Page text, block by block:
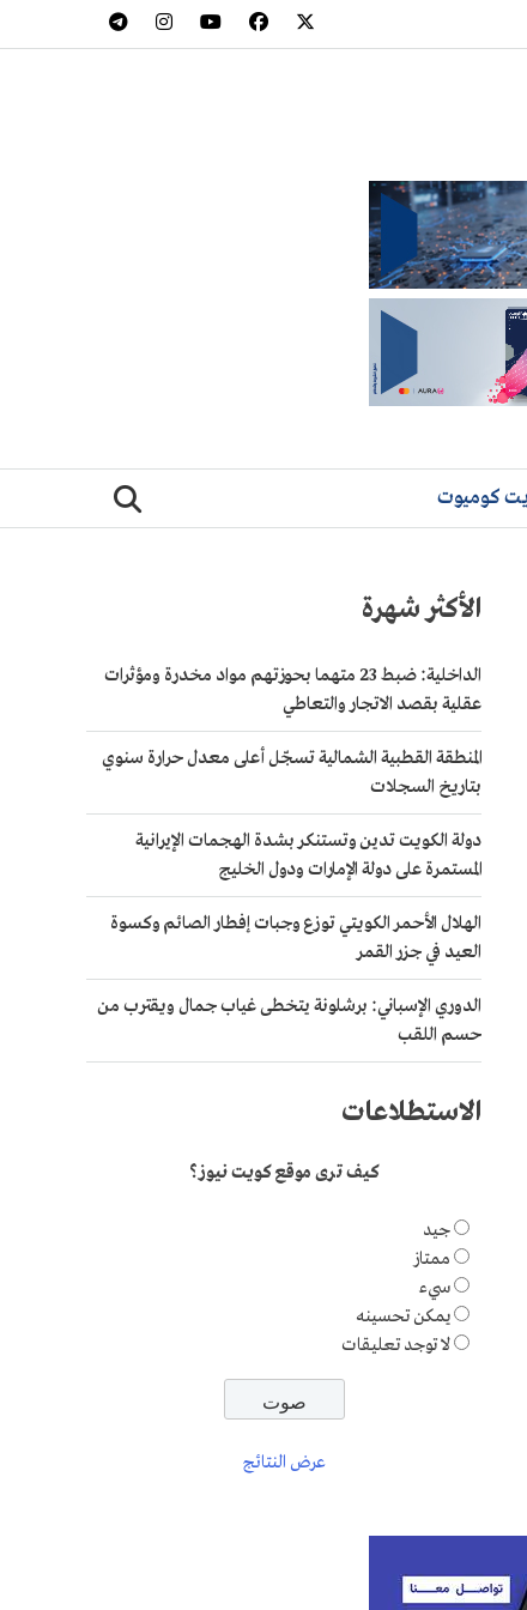
كوميوت
الأكثر شهرة
الداخلية: ضبط 23 متهما بحوزتهم مواد مخدرة ومؤثرات
عقلية بقصد الاتجار والتعاطي
المنطقة القطبية الشمالية تسجّل أعلى معدل حرارة سنوي
بتاريخ السجلات
دولة الكويت تدين وتستنكر بشدة الهجمات الإيرانية
المستمرة على دولة الإمارات ودول الخليج
الهلال الأحمر الكويتي توزع وجبات إفطار الصائم وكسوة
العيد في جزر القمر
الدوري الإسباني: برشلونة يتخطى غياب جمال ويقترب من
حسم اللقب
الاستطلاعات
كيف ترى موقع كويت نيوز؟
جيد
ممتاز
سيء
يمكن تحسينه
لا توجد تعليقات
عرض النتائج